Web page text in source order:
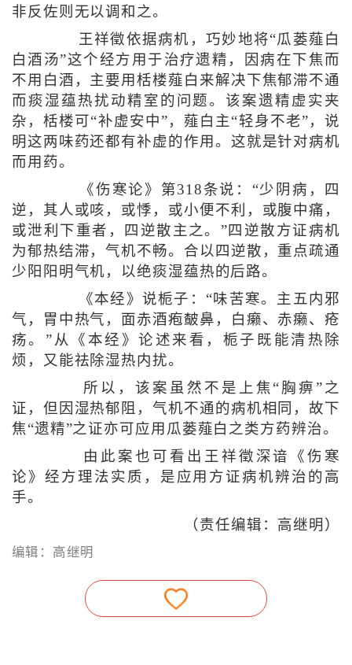
非反佐则无以调和之。
王祥徵依据病机，巧妙地将“瓜蒌薤白
白酒汤”这个经方用于治疗遗精，因病在下焦而
不用白酒，主要用栝楼薤白来解决下焦郁滞不通
而痰湿蕴热扰动精室的问题。该案遗精虚实夹
杂，栝楼可“补虚安中”，薤白主“轻身不老”，说
明这两味药还都有补虚的作用。这就是针对病机
而用药。
《伤寒论》第318条说：“少阴病，四
逆，其人或咳，或悸，或小便不利，或腹中痛，
或泄利下重者，四逆散主之。”四逆散方证病机
为郁热结滞，气机不畅。合以四逆散，重点疏通
少阳阳明气机，以绝痰湿蕴热的后路。
《本经》说栀子：“味苦寒。主五内邪
气，胃中热气，面赤酒疱皶鼻，白癞、赤癞、疮
疡。”从《本经》论述来看，栀子既能清热除
烦，又能祛除湿热内扰。
所以，该案虽然不是上焦“胸痹”之
证，但因湿热郁阻，气机不通的病机相同，故下
焦“遗精”之证亦可应用瓜蒌薤白之类方药辨治。
由此案也可看出王祥徵深谙《伤寒
论》经方理法实质，是应用方证病机辨治的高
手。
（责任编辑：高继明）
编辑：高继明